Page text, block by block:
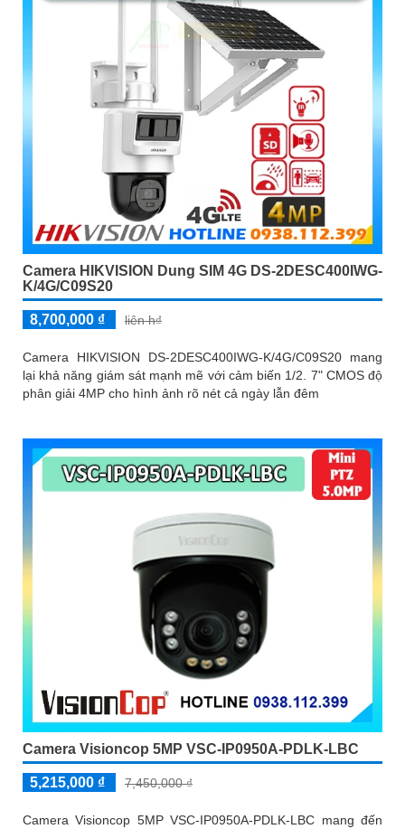
Camera HIKVISION Dung SIM 4G DS-2DESC400IWG-
K/4G/C09S20
8,700,000 ₫ liên h₫
Camera HIKVISION DS-2DESC400IWG-K/4G/C09S20 mang
lại khả năng giám sát mạnh mẽ với cảm biến 1/2. 7" CMOS độ
phân giải 4MP cho hình ảnh rõ nét cả ngày lẫn đêm
Camera Visioncop 5MP VSC-IP0950A-PDLK-LBC
5,215,000 ₫ 7,450,000 ₫
Camera Visioncop 5MP VSC-IP0950A-PDLK-LBC mang đến